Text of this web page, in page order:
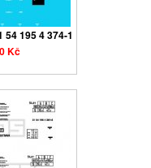
195 4 374-1
Kč